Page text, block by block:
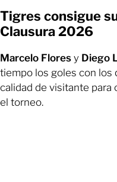
Tigres consigue
Clausura 2026
Marcelo Flores y Diego
tiempo los goles con los
calidad de visitante
el torneo.